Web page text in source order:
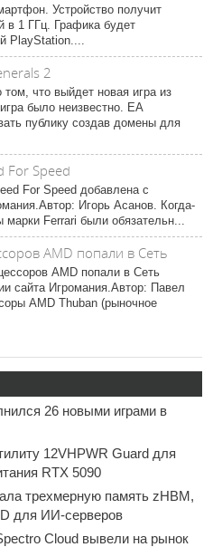
Устройство получит
в 1 ГГц. Графика будет
PlayStation....
2
что выйдет новая игра из
было неизвестно. EA
публику создав домены для
For Speed
For Speed добавлена с
Игорь Асанов. Когда-
марки Ferrari были обязательн...
AMD попали в Сеть
AMD попали в Сеть
сайта Игромания.Автор: Павел
AMD Thuban (рыночное
26 новыми играми в
12VHPWR Guard для
RTX 5090
трехмерную память zHBM,
для ИИ-серверов
Cloud вывели на рынок